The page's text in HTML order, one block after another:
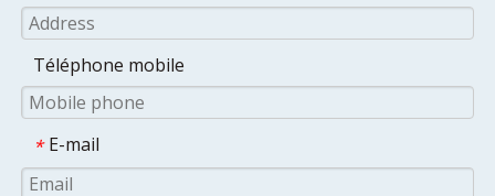
Téléphone mobile
* E-mail